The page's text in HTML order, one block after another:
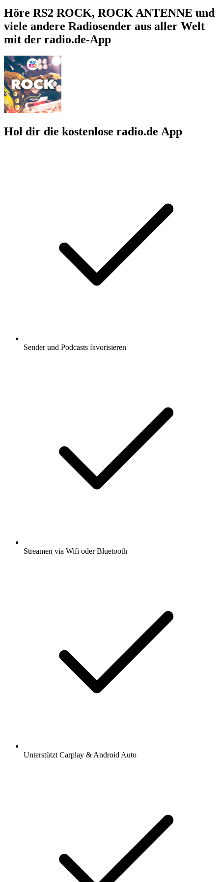
Höre RS2 ROCK, ROCK ANTENNE und
viele andere Radiosender aus aller Welt
mit der radio.de-App
Hol dir die kostenlose radio.de App
Sender und Podcasts favorisieren
Streamen via Wifi oder Bluetooth
Unterstützt Carplay & Android Auto